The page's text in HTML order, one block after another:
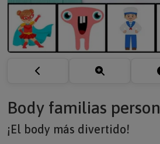
Body familias
¡El body más divertido!